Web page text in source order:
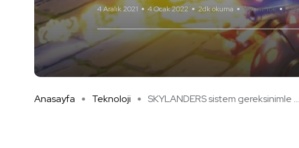
4 Aralık 2021 4 Ocak 2022 2dk okuma Yorum Yok
Anasayfa Teknoloji SKYLANDERS sistem gereksinimle ...